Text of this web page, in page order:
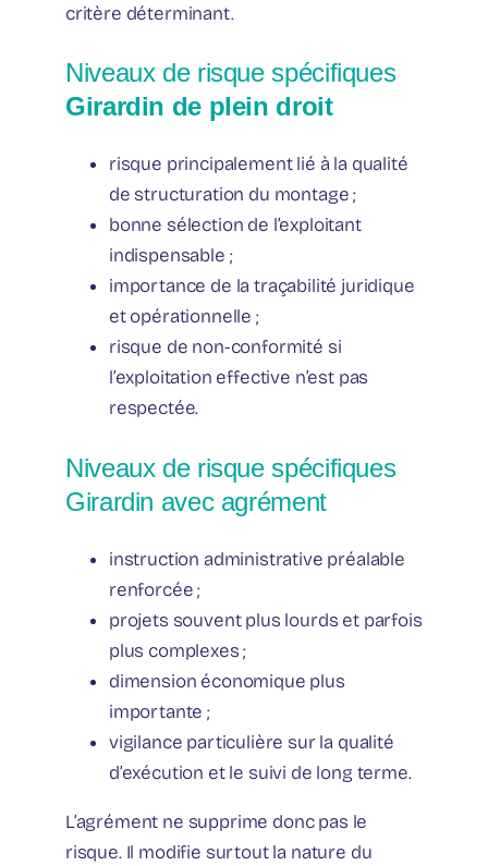
critère déterminant.
Niveaux de risque spécifiques
Girardin de plein droit
risque principalement lié à la qualité
de structuration du montage ;
bonne sélection de l’exploitant
indispensable ;
importance de la traçabilité juridique
et opérationnelle ;
risque de non-conformité si
l’exploitation effective n’est pas
respectée.
Niveaux de risque spécifiques
Girardin avec agrément
instruction administrative préalable
renforcée ;
projets souvent plus lourds et parfois
plus complexes ;
dimension économique plus
importante ;
vigilance particulière sur la qualité
d’exécution et le suivi de long terme.
L’agrément ne supprime donc pas le
risque. Il modifie surtout la nature du